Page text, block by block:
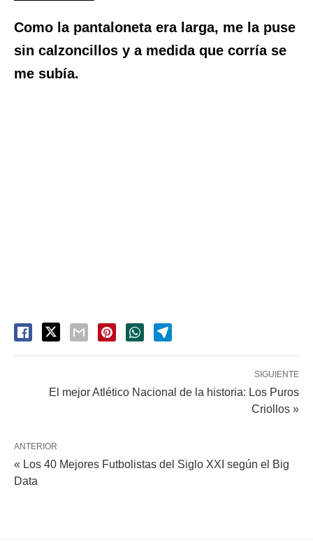
Como la pantaloneta era larga, me la puse
sin calzoncillos y a medida que corría se
me subía.
SIGUIENTE
El mejor Atlético Nacional de la historia: Los Puros
Criollos »
ANTERIOR
« Los 40 Mejores Futbolistas del Siglo XXI según el Big
Data